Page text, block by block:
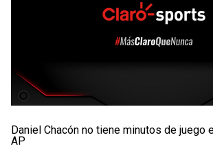
Daniel Chacón no tiene minutos de juego
AP